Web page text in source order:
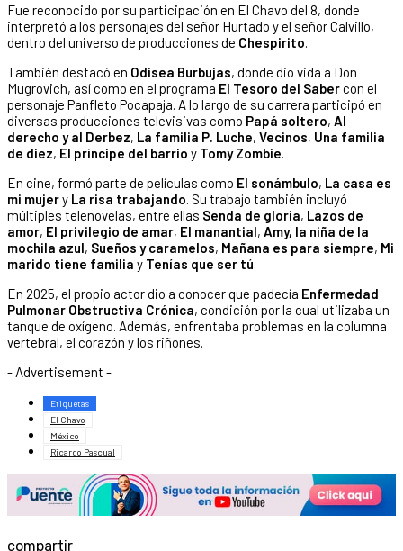
Fue reconocido por su participación en El Chavo del 8, donde
interpretó a los personajes del señor Hurtado y el señor Calvillo,
dentro del universo de producciones de Chespirito.
También destacó en Odisea Burbujas, donde dio vida a Don
Mugrovich, así como en el programa El Tesoro del Sabercon el
personaje Panfleto Pocapaja. A lo largo de su carrera participó en
diversas producciones televisivas como Papá soltero, Al
derecho y al Derbez, La familia P. Luche, Vecinos, Una familia
de diez, El príncipe del barrio y Tomy Zombie.
En cine, formó parte de películas como El sonámbulo, La casa es
mi mujery La risa trabajando. Su trabajo también incluyó
múltiples telenovelas, entre ellas Senda de gloria, Lazos de
amor, El privilegio de amar, El manantial, Amy, la niña de la
mochila azul, Sueños y caramelos, Mañana es para siempre, Mi
marido tiene familia y Tenías que ser tú.
En 2025, el propio actor dio a conocer que padecía Enfermedad
Pulmonar Obstructiva Crónica, condición por la cual utilizaba un
tanque de oxígeno. Además, enfrentaba problemas en la columna
vertebral, el corazón y los riñones.
- Advertisement -
Etiquetas
El Chavo
México
Ricardo Pascual
compartir